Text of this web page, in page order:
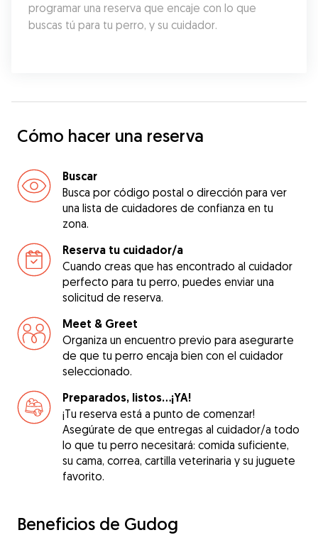
programar una reserva que encaje con lo que
buscas tú para tu perro, y su cuidador.
Cómo hacer una reserva
Buscar
Busca por código postal o dirección para ver
una lista de cuidadores de confianza en tu
zona.
Reserva tu cuidador/a
Cuando creas que has encontrado al cuidador
perfecto para tu perro, puedes enviar una
solicitud de reserva.
Meet & Greet
Organiza un encuentro previo para asegurarte
de que tu perro encaja bien con el cuidador
seleccionado.
Preparados, listos...¡YA!
¡Tu reserva está a punto de comenzar!
Asegúrate de que entregas al cuidador/a todo
lo que tu perro necesitará: comida suficiente,
su cama, correa, cartilla veterinaria y su juguete
favorito.
Beneficios de Gudog